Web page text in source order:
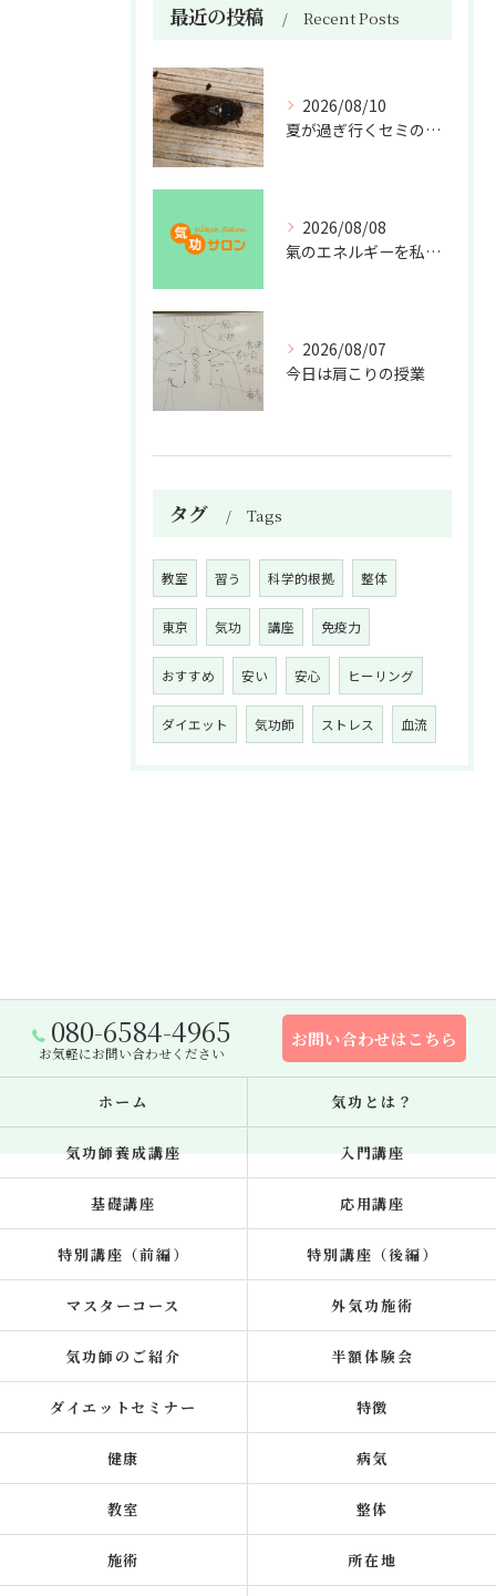
最近の投稿 Recent Posts
2026/08/10
夏が過ぎ行くセミの亡骸
2026/08/08
氣のエネルギーを私利私欲のために使うな
2026/08/07
今日は肩こりの授業
タグ Tags
教室 習う 科学的根拠 整体
東京 気功 講座 免疫力
おすすめ 安い 安心 ヒーリング
ダイエット 気功師 ストレス 血流
080-6584-4965
お気軽にお問い合わせください
お問い合わせはこちら
ホーム 気功とは？
気功師養成講座 入門講座
基礎講座 応用講座
特別講座（前編） 特別講座（後編）
マスターコース 外気功施術
気功師のご紹介 半額体験会
ダイエットセミナー 特徴
健康 病気
教室 整体
施術 所在地